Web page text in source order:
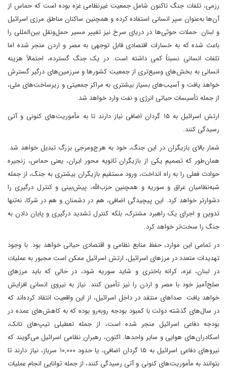
رزمی، تلفات جنگ تاکنون شامل جمعیت غیرنظامی غزه بوده است که حماس از
آن‌ها به‌عنوان سپر انسانی استفاده کرده و همچنین ساکنان مناطق مرزی اسرائیل
و لبنان. حملات حوثی‌ها در دریای سرخ نیز تغییر مسیر حمل‌ونقل بین‌المللی را
باعث شده که به خسارات اقتصادی قابل توجهی به مصر و اردن منجر شده اما
تلفات انسانی نسبتاً کمی داشته است. در یک جنگ گسترده، احتمالاً هزینه
انسانی به بخش‌های وسیع‌تری از جمعیت کشورها و سرزمین‌های درگیر گسترش
خواهد یافت و آسیب‌های بسیار بیشتری به مراکز جمعیتی و زیرساخت‌های ملی،
از جمله تأسیسات حیاتی انرژی و نفت وارد خواهد شد.
ارتش اسرائیل به ۱۵ گردان اضافی نیاز دارند تا به مأموریت‌های کنونی و آتی
رسیدگی کنند.
شمار بالای بازیگران در این جنگ، خود به هرج‌ومرجی بزرگ تبدیل خواهد شد.
همان‌طور که تصمیم یکی از بازیگران ثانویه محور ایران، یعنی حماس، زنجیره
حوادث فعلی را به راه انداخت، ورود مستقیم بازیگران بیشتری به جنگ، از جمله
شبه‌نظامیان عراق و سوریه و همچنین حزب‌الله، پیش‌بینی و کنترل درگیری را
دشوارتر خواهد کرد. این پیچیدگی اضافی، هم در دشمنان و هم در شرکا، نه‌تنها
تدوین و اجرای یک راهبرد مشترک، بلکه کنترل تشدید درگیری و پایان دادن به
جنگ را سخت‌تر خواهد کرد.
در تمامی این موارد، حفظ منابع نظامی و اقتصادی حیاتی خواهد بود. با وجود
تهدیدات متعدد در مرزهای اسرائیل، ارتش اسرائیل ممکن است مجبور به عملیات
در لبنان، غزه، کرانه باختری و شاید سوریه شود، در حالی که باید مرزهای
صلح‌آمیز خود با مصر و اردن را نیز تأمین کنند. نیاز به نیروی انسانی افزایش
خواهد یافت. صداهای منتقد در داخل اسرائیل، از این واقعیت انتقاد کرده‌اند که
در سال‌های گذشته دولت با کمبود بودجه روبه‌رو بوده که به کاهش‌های عمده در
بودجه دفاعی اسرائیل منجر شده است، از جمله تعطیلی تیپ‌های تانک،
اسکادران‌های هوایی و سایر واحدها. اکنون، رهبران نظامی اسرائیل می‌گویند که
نیروهای دفاعی اسرائیل به ۱۵ گردان اضافی، یا حدود ۱۰,۰۰۰ سرباز، نیاز دارند تا
بتوانند به مأموریت‌های کنونی و آتی رسیدگی کنند، از جمله توانایی انجام عملیات